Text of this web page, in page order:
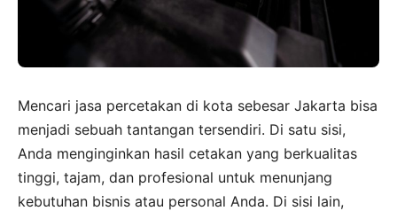
Mencari jasa percetakan di kota sebesar Jakarta bisa
menjadi sebuah tantangan tersendiri. Di satu sisi,
Anda menginginkan hasil cetakan yang berkualitas
tinggi, tajam, dan profesional untuk menunjang
kebutuhan bisnis atau personal Anda. Di sisi lain,